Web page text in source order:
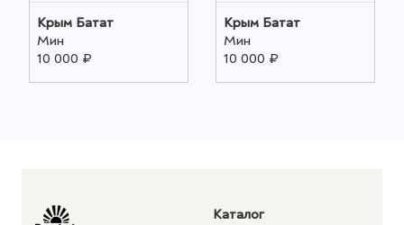
Крым Батат
Мин
10 000 ₽
Крым Батат
Мин
10 000 ₽
Каталог